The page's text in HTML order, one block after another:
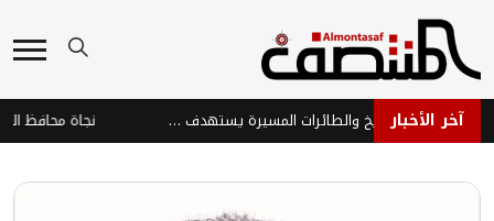
آخر الأخبار هجوم حوثي بالصواريخ والطائرات المسيرة يستهدف ميناء المخا والساحل الغربي